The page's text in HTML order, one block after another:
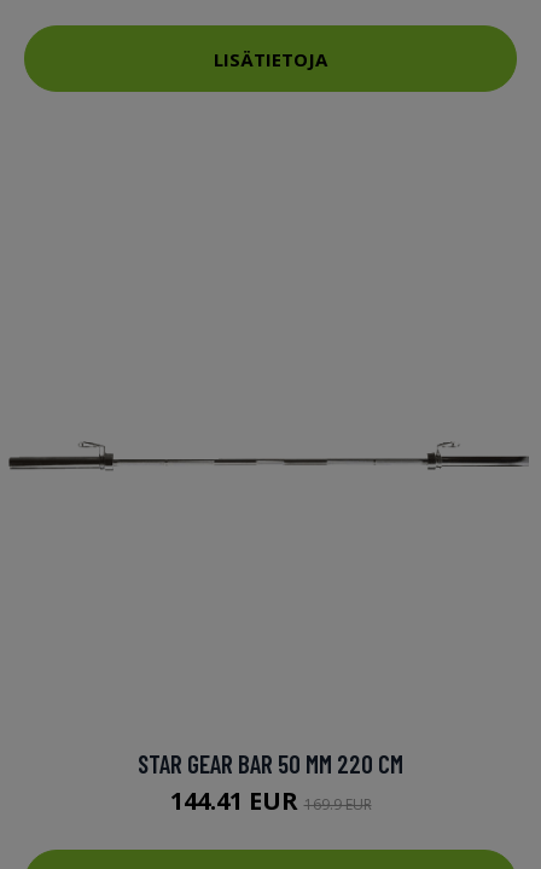
LISÄTIETOJA
STAR GEAR BAR 50 MM 220 CM
144.41 EUR169.9 EUR